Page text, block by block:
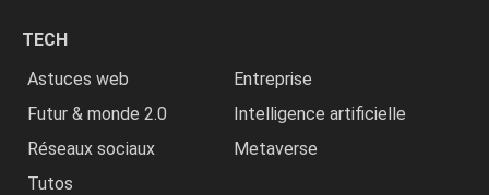
TECH
Astuces web
Entreprise
Futur & monde 2.0
Intelligence artificielle
Réseaux sociaux
Metaverse
Tutos